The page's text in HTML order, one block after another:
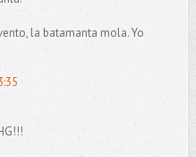
la batamanta mola. Yo